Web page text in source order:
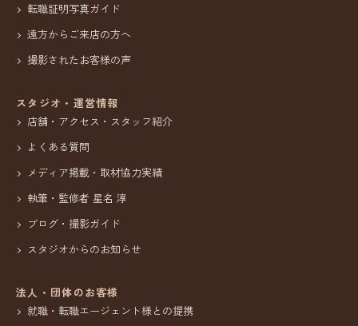
転職証明写真ガイド
遠方からご来店の方へ
撮影されたお客様の声
スタジオ・運営情報
店舗・アクセス・スタッフ紹介
よくある質問
メディア掲載・取材協力実績
執筆・監修者 星名 淳
ブログ・撮影ガイド
スタジオからのお知らせ
法人・団体のお客様
就職・転職エージェント様との提携